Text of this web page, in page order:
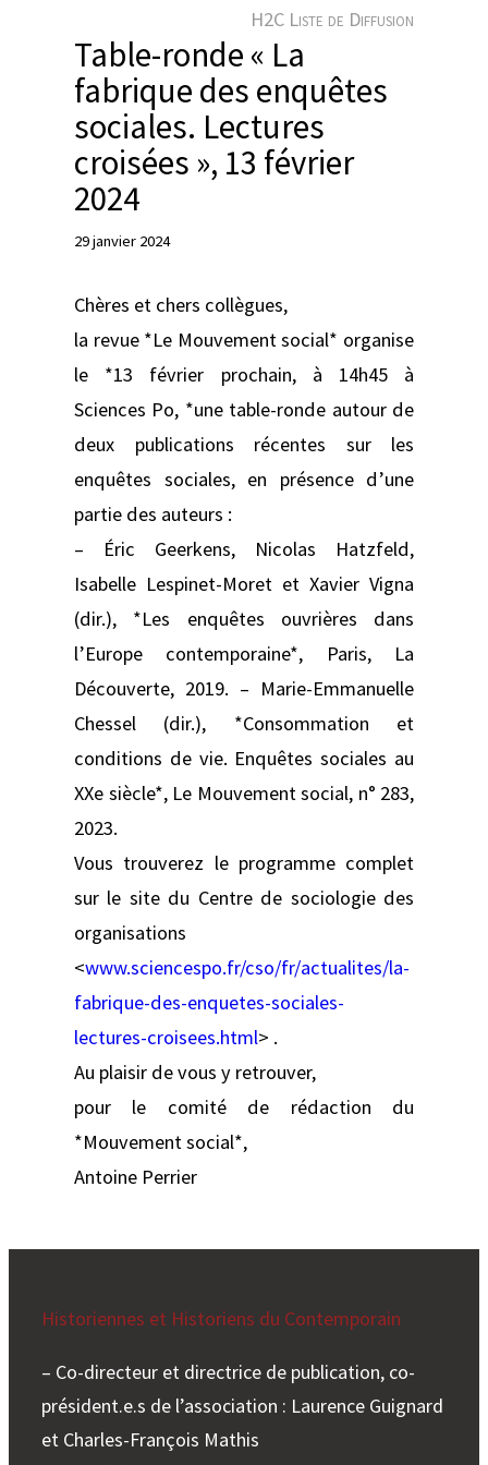
H2C Liste de Diffusion
Table-ronde « La
fabrique des enquêtes
sociales. Lectures
croisées », 13 février
2024
29 janvier 2024
Chères et chers collègues,
la revue *Le Mouvement social* organise
le *13 février prochain, à 14h45 à
Sciences Po, *une table-ronde autour de
deux publications récentes sur les
enquêtes sociales, en présence d’une
partie des auteurs :
– Éric Geerkens, Nicolas Hatzfeld,
Isabelle Lespinet-Moret et Xavier Vigna
(dir.), *Les enquêtes ouvrières dans
l’Europe contemporaine*, Paris, La
Découverte, 2019. – Marie-Emmanuelle
Chessel (dir.), *Consommation et
conditions de vie. Enquêtes sociales au
XXe siècle*, Le Mouvement social, n° 283,
2023.
Vous trouverez le programme complet
sur le site du Centre de sociologie des
organisations
<www.sciencespo.fr/cso/fr/actualites/la-
fabrique-des-enquetes-sociales-
lectures-croisees.html> .
Au plaisir de vous y retrouver,
pour le comité de rédaction du
*Mouvement social*,
Antoine Perrier
Historiennes et Historiens du Contemporain
– Co-directeur et directrice de publication, co-
président.e.s de l’association : Laurence Guignard
et Charles-François Mathis